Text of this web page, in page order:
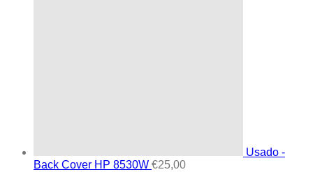
Usado -
Back Cover HP 8530W €25,00